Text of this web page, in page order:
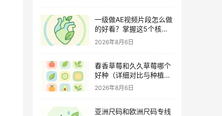
一级做AE视频片段怎么做
的好看？掌握这5个核心
技巧
2026年8月6日
春香草莓和久久草莓哪个
好种（详细对比与种植指
南）
2026年8月6日
亚洲尺码和欧洲尺码专线